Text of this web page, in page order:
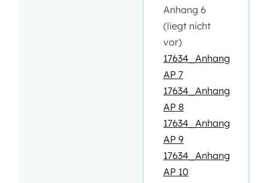
Anhang 6
(liegt nicht
vor)
17634_Anhang
AP 7
17634_Anhang
AP 8
17634_Anhang
AP 9
17634_Anhang
AP 10